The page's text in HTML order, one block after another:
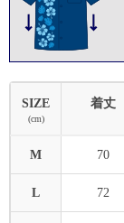
SIZE
(cm)
着丈
M 70
L 72